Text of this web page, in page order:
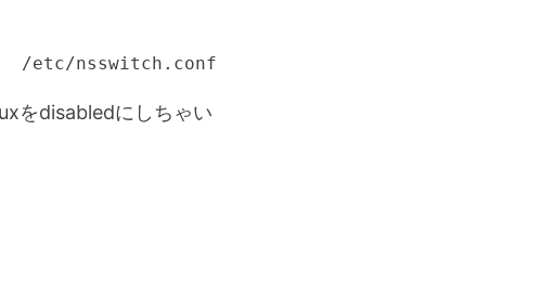
etc/nsswitch.conf
をdisabledにしちゃい